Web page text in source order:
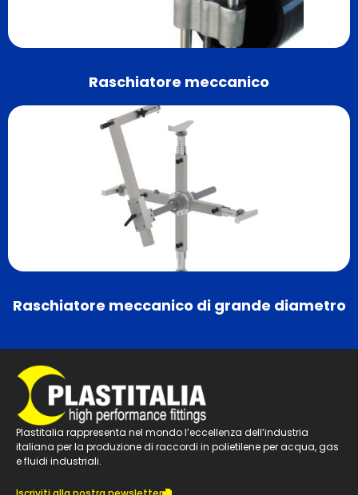
Raschiatore meccanico
Raschiatore meccanico di grande diametro
Plastitalia rappresenta nel mondo l’eccellenza dell’industria
italiana per la produzione di raccordi in polietilene per acqua, gas
e fluidi industriali.